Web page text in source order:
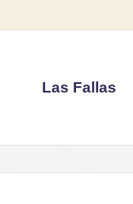
Las Fallas